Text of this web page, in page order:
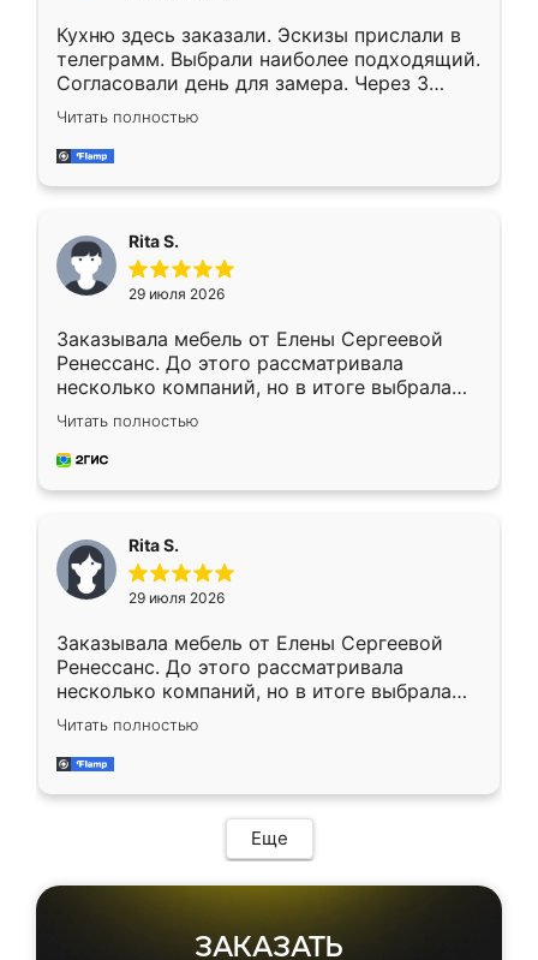
Кухню здесь заказали. Эскизы прислали в
телеграмм. Выбрали наиболее подходящий.
Согласовали день для замера. Через 3
недели кухня была уже готова. Остались
довольны работой. Спасибо Ренессанс
мебель за качественную работу!
Читать полностью
Rita S.
29 июля 2026
Заказывала мебель от Елены Сергеевой
Ренессанс. До этого рассматривала
несколько компаний, но в итоге выбрала
эту. Сначала обговорили условия, потом
приехал замерщик, всё спокойно объяснил
и снял размеры. Изготовили в срок, с
каких-либо доработок. Качеством осталась
довольна, все выглядит так, как и ожидала.
Читать полностью
Rita S.
29 июля 2026
Заказывала мебель от Елены Сергеевой
Ренессанс. До этого рассматривала
несколько компаний, но в итоге выбрала
эту. Сначала обговорили условия, потом
приехал замерщик, всё спокойно объяснил
и снял размеры. Изготовили в срок, с
мебель сразу встала на свое место без
каких-либо доработок. Качеством осталась
довольна, все выглядит так, как и ожидала.
Читать полностью
Еще
ЗАКАЗАТЬ